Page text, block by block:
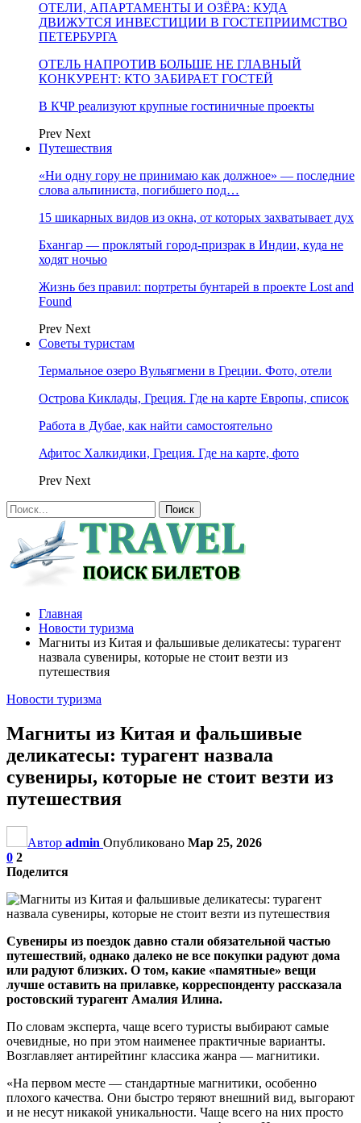
ОТЕЛИ, АПАРТАМЕНТЫ И ОЗЁРА: КУДА
ДВИЖУТСЯ ИНВЕСТИЦИИ В ГОСТЕПРИИМСТВО
ПЕТЕРБУРГА
ОТЕЛЬ НАПРОТИВ БОЛЬШЕ НЕ ГЛАВНЫЙ
КОНКУРЕНТ: КТО ЗАБИРАЕТ ГОСТЕЙ
В КЧР реализуют крупные гостиничные проекты
Prev Next
Путешествия
«Ни одну гору не принимаю как должное» — последние
слова альпиниста, погибшего под…
15 шикарных видов из окна, от которых захватывает дух
Бхангар — проклятый город-призрак в Индии, куда не
ходят ночью
Жизнь без правил: портреты бунтарей в проекте Lost and
Found
Prev Next
Советы туристам
Термальное озеро Вульягмени в Греции. Фото, отели
Острова Киклады, Греция. Где на карте Европы, список
Работа в Дубае, как найти самостоятельно
Афитос Халкидики, Греция. Где на карте, фото
Prev Next
Главная
Новости туризма
Магниты из Китая и фальшивые деликатесы: турагент
назвала сувениры, которые не стоит везти из
путешествия
Новости туризма
Магниты из Китая и фальшивые
деликатесы: турагент назвала
сувениры, которые не стоит везти из
путешествия
Автор admin Опубликовано Мар 25, 2026
0 2
Поделится
Сувениры из поездок давно стали обязательной частью
путешествий, однако далеко не все покупки радуют дома
или радуют близких. О том, какие «памятные» вещи
лучше оставить на прилавке, корреспонденту рассказала
ростовский турагент Амалия Илина.
По словам эксперта, чаще всего туристы выбирают самые
очевидные, но при этом наименее практичные варианты.
Возглавляет антирейтинг классика жанра — магнитики.
«На первом месте — стандартные магнитики, особенно
плохого качества. Они быстро теряют внешний вид, выгорают
и не несут никакой уникальности. Чаще всего на них просто